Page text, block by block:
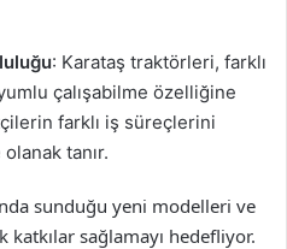
: Karataş traktörleri, farklı
çalışabilme özelliğine
farklı iş süreçlerini
tanır.
sunduğu yeni modelleri ve
sağlamayı hedefliyor.